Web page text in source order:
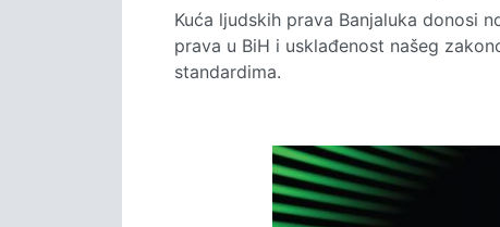
Kuća ljudskih prava Banjaluka donosi
prava u BiH i usklađenost našeg
standardima.